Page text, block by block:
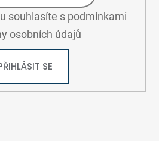
souhlasíte s podmínkami
osobních údajů
SE